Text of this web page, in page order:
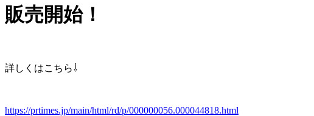
販売開始！
詳しくはこちら⇩
https://prtimes.jp/main/html/rd/p/000000056.000044818.html